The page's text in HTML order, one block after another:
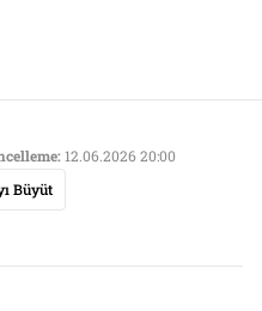
12.06.2026 20:00
Büyüt